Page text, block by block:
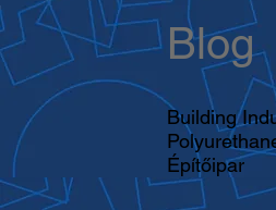
Blog
Building
Építőipar